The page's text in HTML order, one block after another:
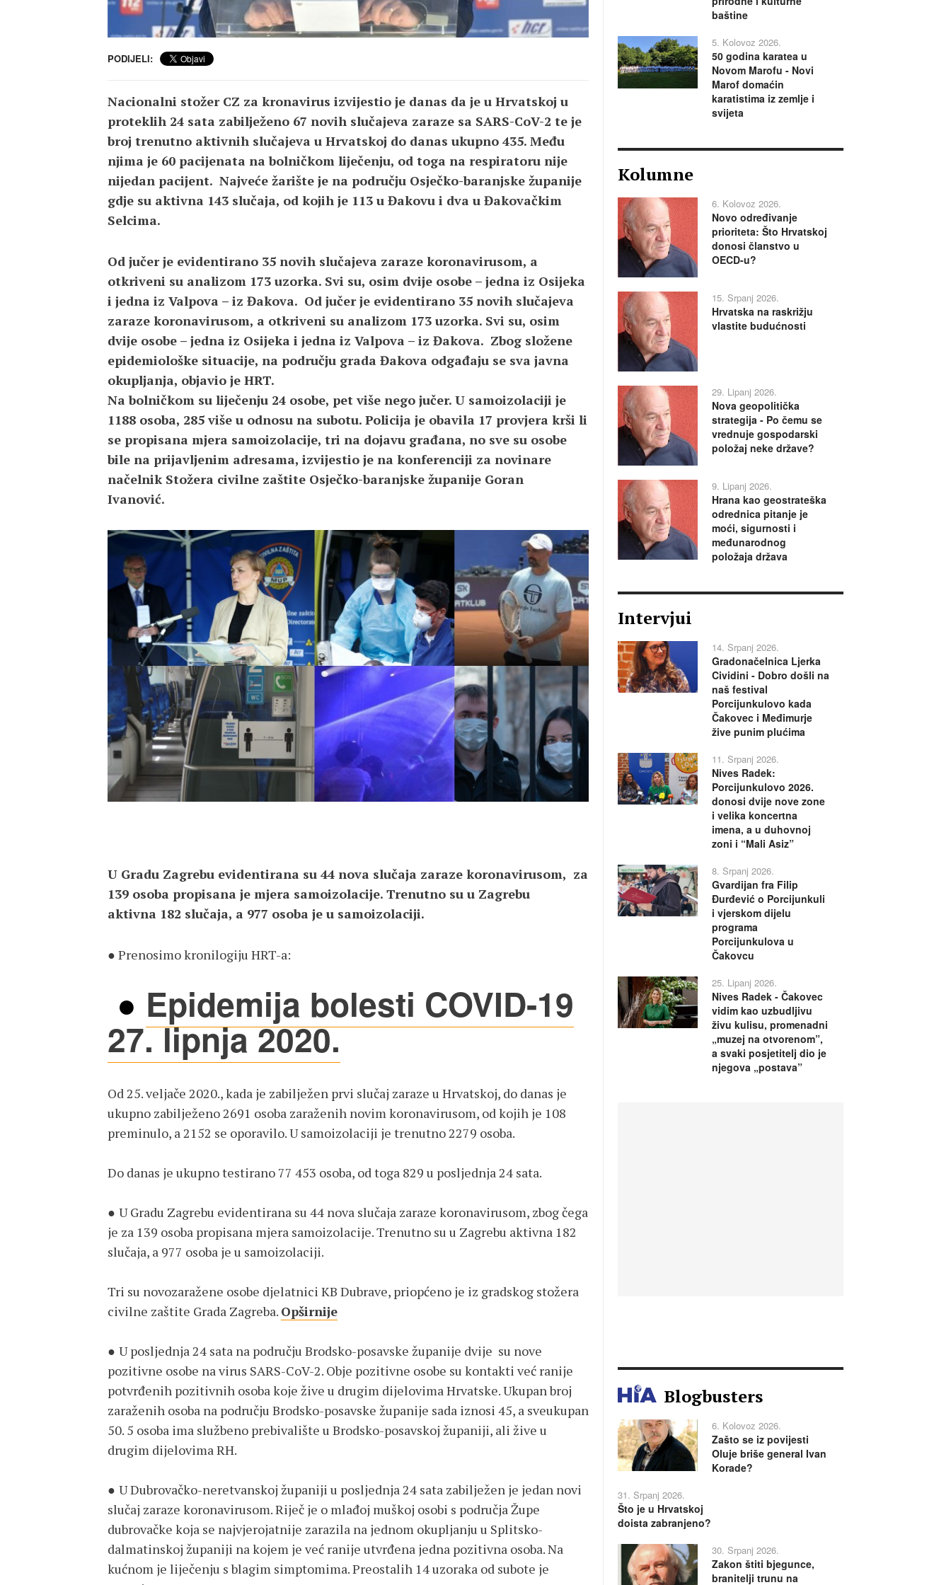
PODIJELI:
Nacionalni stožer CZ za kronavirus izvijestio je danas da je u Hrvatskoj u
proteklih 24 sata zabilježeno 67 novih slučajeva zaraze sa SARS-CoV-2 te je
broj trenutno aktivnih slučajeva u Hrvatskoj do danas ukupno 435. Među
njima je 60 pacijenata na bolničkom liječenju, od toga na respiratoru nije
nijedan pacijent. Najveće žarište je na području Osječko-baranjske županije
gdje su aktivna 143 slučaja, od kojih je 113 u Đakovu i dva u Đakovačkim
Selcima.
Od jučer je evidentirano 35 novih slučajeva zaraze koronavirusom, a
otkriveni su analizom 173 uzorka. Svi su, osim dvije osobe – jedna iz Osijeka
i jedna iz Valpova – iz Đakova. Od jučer je evidentirano 35 novih slučajeva
zaraze koronavirusom, a otkriveni su analizom 173 uzorka. Svi su, osim
dvije osobe – jedna iz Osijeka i jedna iz Valpova – iz Đakova. Zbog složene
epidemiološke situacije, na području grada Đakova odgađaju se sva javna
okupljanja, objavio je HRT.
Na bolničkom su liječenju 24 osobe, pet više nego jučer. U samoizolaciji je
1188 osoba, 285 više u odnosu na subotu. Policija je obavila 17 provjera krši li
se propisana mjera samoizolacije, tri na dojavu građana, no sve su osobe
bile na prijavljenim adresama, izvijestio je na konferenciji za novinare
načelnik Stožera civilne zaštite Osječko-baranjske županije Goran
Ivanović.
U Gradu Zagrebu evidentirana su 44 nova slučaja zaraze koronavirusom, za
139 osoba propisana je mjera samoizolacije. Trenutno su u Zagrebu
aktivna 182 slučaja, a 977 osoba je u samoizolaciji.
● Prenosimo kronilogiju HRT-a:
● Epidemija bolesti COVID-19
27. lipnja 2020.
Od 25. veljače 2020., kada je zabilježen prvi slučaj zaraze u Hrvatskoj, do danas je
ukupno zabilježeno 2691 osoba zaraženih novim koronavirusom, od kojih je 108
preminulo, a 2152 se oporavilo. U samoizolaciji je trenutno 2279 osoba.
Do danas je ukupno testirano 77 453 osoba, od toga 829 u posljednja 24 sata.
● U Gradu Zagrebu evidentirana su 44 nova slučaja zaraze koronavirusom, zbog čega
je za 139 osoba propisana mjera samoizolacije. Trenutno su u Zagrebu aktivna 182
slučaja, a 977 osoba je u samoizolaciji.
Tri su novozaražene osobe djelatnici KB Dubrave, priopćeno je iz gradskog stožera
civilne zaštite Grada Zagreba. Opširnije
● U posljednja 24 sata na području Brodsko-posavske županije dvije su nove
pozitivne osobe na virus SARS-CoV-2. Obje pozitivne osobe su kontakti već ranije
potvrđenih pozitivnih osoba koje žive u drugim dijelovima Hrvatske. Ukupan broj
zaraženih osoba na području Brodsko-posavske županije sada iznosi 45, a sveukupan
50. 5 osoba ima službeno prebivalište u Brodsko-posavskoj županiji, ali žive u
drugim dijelovima RH.
● U Dubrovačko-neretvanskoj županiji u posljednja 24 sata zabilježen je jedan novi
slučaj zaraze koronavirusom. Riječ je o mlađoj muškoj osobi s područja Župe
dubrovačke koja se najvjerojatnije zarazila na jednom okupljanju u Splitsko-
dalmatinskoj županiji na kojem je već ranije utvrđena jedna pozitivna osoba. Na
kućnom je liječenju s blagim simptomima. Preostalih 14 uzoraka od subote je
baštine
5. Kolovoz 2026.
50 godina karatea u
Novom Marofu - Novi
Marof domaćin
karatistima iz zemlje i
svijeta
Kolumne
6. Kolovoz 2026.
Novo određivanje
prioriteta: Što Hrvatskoj
donosi članstvo u
OECD-u?
15. Srpanj 2026.
Hrvatska na raskrižju
vlastite budućnosti
29. Lipanj 2026.
Nova geopolitička
strategija - Po čemu se
vrednuje gospodarski
položaj neke države?
9. Lipanj 2026.
Hrana kao geostrateška
odrednica pitanje je
moći, sigurnosti i
međunarodnog
položaja država
Intervjui
14. Srpanj 2026.
Gradonačelnica Ljerka
Cividini - Dobro došli na
naš festival
Porcijunkulovo kada
Čakovec i Međimurje
žive punim plućima
11. Srpanj 2026.
Nives Radek:
Porcijunkulovo 2026.
donosi dvije nove zone
i velika koncertna
imena, a u duhovnoj
zoni i “Mali Asiz”
8. Srpanj 2026.
Gvardijan fra Filip
Đurđević o Porcijunkuli
i vjerskom dijelu
programa
Porcijunkulova u
Čakovcu
25. Lipanj 2026.
Nives Radek - Čakovec
vidim kao uzbudljivu
živu kulisu, promenadni
„muzej na otvorenom”,
a svaki posjetitelj dio je
njegova „postava”
Blogbusters
6. Kolovoz 2026.
Zašto se iz povijesti
Oluje briše general Ivan
Korade?
31. Srpanj 2026.
Što je u Hrvatskoj
doista zabranjeno?
30. Srpanj 2026.
Zakon štiti bjegunce,
branitelji trunu na